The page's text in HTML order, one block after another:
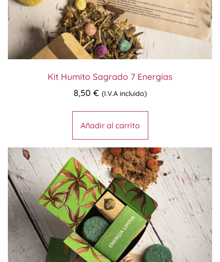
Kit Humito Sagrado 7 Energías
8,50 € (I.V.A incluido)
Añadir al carrito